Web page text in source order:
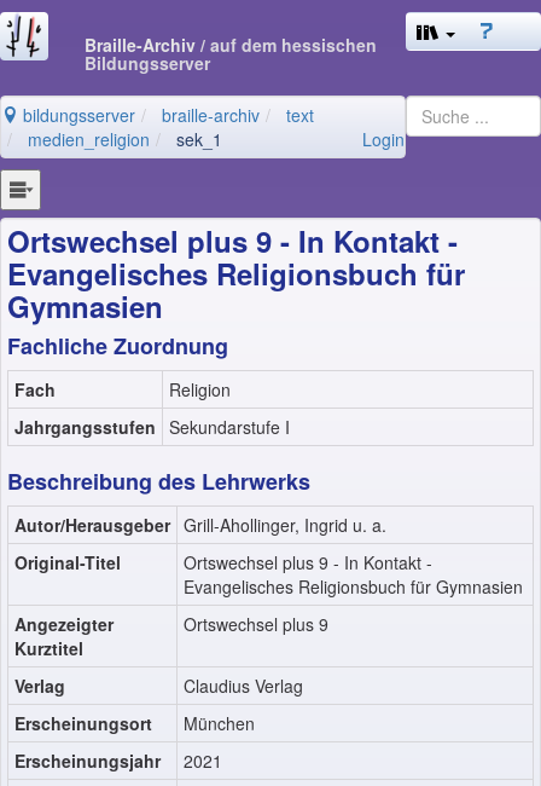
Braille-Archiv / auf dem hessischen
Bildungsserver
bildungsserver braille-archiv
text
medien_religion
sek_1 Login
Ortswechsel plus 9 - In Kontakt -
Evangelisches Religionsbuch für
Gymnasien
Fachliche Zuordnung
Fach
Religion
Jahrgangsstufen Sekundarstufe I
Beschreibung des Lehrwerks
Autor/Herausgeber Grill-Ahollinger, Ingrid u. a.
Original-Titel
Ortswechsel plus 9 - In Kontakt -
Evangelisches Religionsbuch für Gymnasien
Angezeigter
Kurztitel
Ortswechsel plus 9
Verlag
Claudius Verlag
Erscheinungsort
München
Erscheinungsjahr
2021